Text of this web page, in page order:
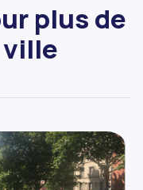
plus de